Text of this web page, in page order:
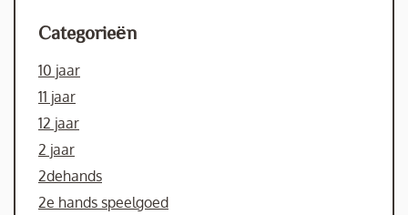
Categorieën
10 jaar
11 jaar
12 jaar
2 jaar
2dehands
2e hands speelgoed